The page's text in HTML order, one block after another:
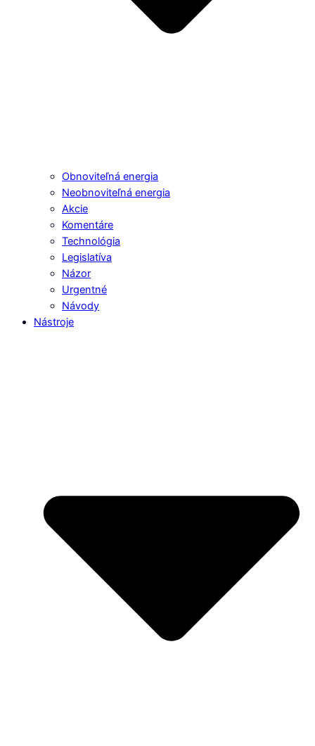
Obnoviteľná energia
Neobnoviteľná energia
Akcie
Komentáre
Technológia
Legislatíva
Názor
Urgentné
Návody
Nástroje